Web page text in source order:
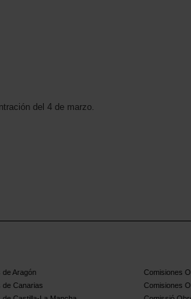
del 4 de marzo.
Aragón
Comisiones
de Canarias
Comisiones